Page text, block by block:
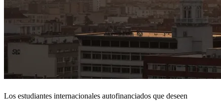
Los estudiantes internacionales autofinanciados que deseen